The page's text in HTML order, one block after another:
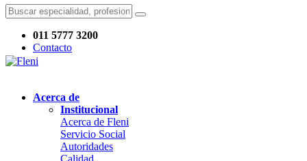
011 5777 3200
Contacto
Acerca de
Institucional
Acerca de Fleni
Servicio Social
Autoridades
Calidad